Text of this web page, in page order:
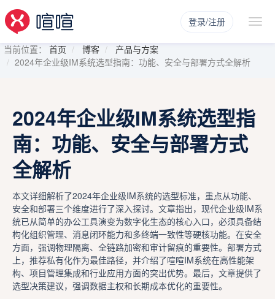
登录/注册
当前位置： 首页 博客
产品与方案
2024年企业级IM系统选型指南：功能、安全与部署方式全解析
2024年企业级IM系统选型指
南：功能、安全与部署方式
全解析
本文详细解析了2024年企业级IM系统的选型标准，重点从功能、
安全和部署三个维度进行了深入探讨。文章指出，现代企业级IM系
统已从简单的办公工具演变为数字化生态的核心入口，必须具备结
构化组织管理、消息闭环能力和多终端一致性等硬核功能。在安全
方面，强调物理隔离、全链路加密和审计留痕的重要性。部署方式
上，推荐私有化作为最佳路径，并介绍了喧喧IM系统在高性能架
构、项目管理集成和行业应用方面的突出优势。最后，文章提供了
选型决策建议，强调数据主权和长期成本优化的重要性。